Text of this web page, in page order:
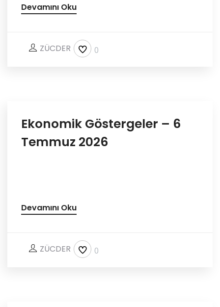
Devamını Oku
ZÜCDER 0
Ekonomik Göstergeler – 6
Temmuz 2026
Devamını Oku
ZÜCDER 0